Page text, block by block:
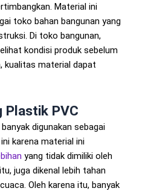
Material ini
toko bahan bangunan yang
Di toko bangunan,
kondisi produk sebelum
kualitas material dapat
Plastik PVC
digunakan sebagai
karena material ini
yang tidak dimiliki oleh
juga dikenal lebih tahan
Oleh karena itu, banyak